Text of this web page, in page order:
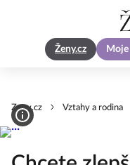
Ženy.cz
Zeny.cz Vztahy a rodina